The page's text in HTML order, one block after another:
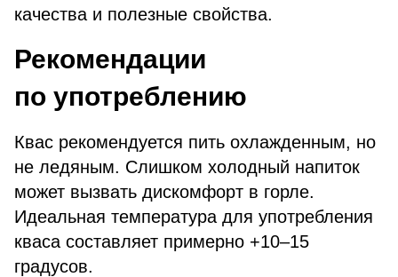
качества и полезные свойства.
Рекомендации
по употреблению
Квас рекомендуется пить охлажденным, но
не ледяным. Слишком холодный напиток
может вызвать дискомфорт в горле.
Идеальная температура для употребления
кваса составляет примерно +10–15
градусов.